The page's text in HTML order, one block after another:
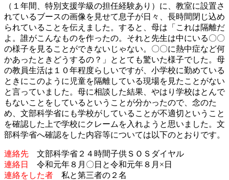
（１年間、特別支援学級の担任経験あり）に、教室に設置さ
れているブースの画像を見せて息子が日々、長時間閉じ込め
られていることを伝えました。すると、母は「これは隔離だ
よ。誰がこんなものを作ったの。それと先生は中にいる〇〇
の様子を見ることができないじゃない。〇〇に熱中症など何
かあったときどうするの？」ととても驚いた様子でした。母
の教員生活は１０年程度らしいですが、小学校に勤めている
ときにこのように児童を隔離している現場を見たことがない
と言っていました。母に相談した結果、やはり学校はとんで
もないことをしているということが分かったので、念のた
め、文部科学省にも学校がしていることが不適切ということ
を確認した上で学校にクレームを入れようと思いました。文
部科学省へ確認をした内容等については以下のとおりです。
連絡先 文部科学省２４時間子供ＳＯＳダイヤル
連絡日
令和元年８月〇日と令和元年８月×日
連絡をした者 私と第三者の２名